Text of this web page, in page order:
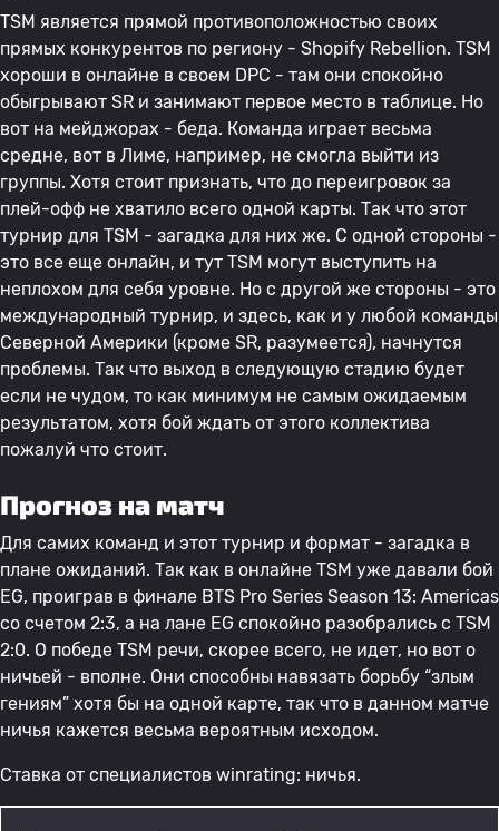
TSM является прямой противоположностью своих
прямых конкурентов по региону - Shopify Rebellion. TSM
хороши в онлайне в своем DPC - там они спокойно
обыгрывают SR и занимают первое место в таблице. Но
вот на мейджорах - беда. Команда играет весьма
средне, вот в Лиме, например, не смогла выйти из
группы. Хотя стоит признать, что до переигровок за
плей-офф не хватило всего одной карты. Так что этот
турнир для TSM - загадка для них же. С одной стороны -
это все еще онлайн, и тут TSM могут выступить на
неплохом для себя уровне. Но с другой же стороны - это
международный турнир, и здесь, как и у любой команды
Северной Америки (кроме SR, разумеется), начнутся
проблемы. Так что выход в следующую стадию будет
если не чудом, то как минимум не самым ожидаемым
результатом, хотя бой ждать от этого коллектива
пожалуй что стоит.
Прогноз на матч
Для самих команд и этот турнир и формат - загадка в
плане ожиданий. Так как в онлайне TSM уже давали бой
EG, проиграв в финале BTS Pro Series Season 13: Americas
со счетом 2:3, а на лане EG спокойно разобрались с TSM
2:0. О победе TSM речи, скорее всего, не идет, но вот о
ничьей - вполне. Они способны навязать борьбу “злым
гениям” хотя бы на одной карте, так что в данном матче
ничья кажется весьма вероятным исходом.
Ставка от специалистов winrating: ничья.